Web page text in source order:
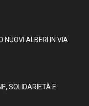
NUOVI ALBERI IN VIA
SOLIDARIETÀ E